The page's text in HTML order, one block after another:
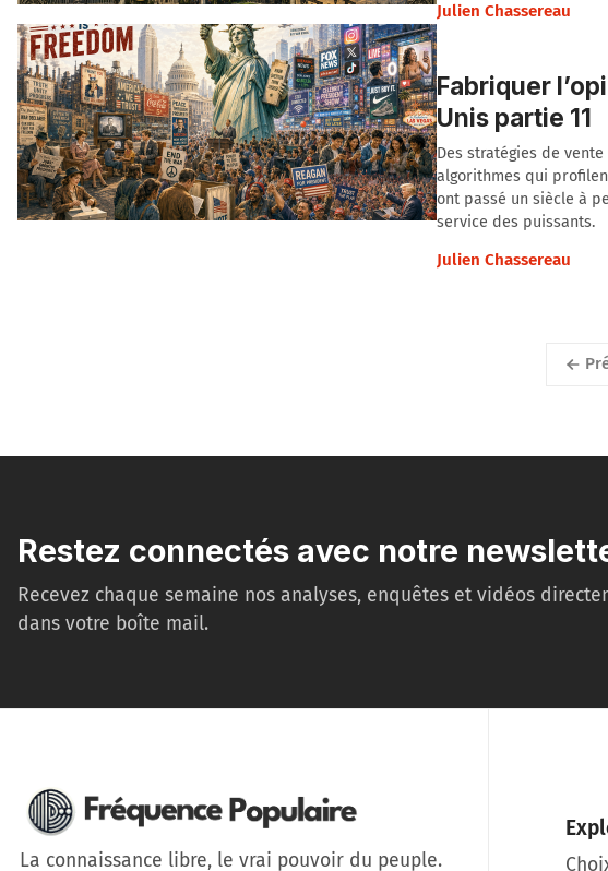
Julien Chassereau
Fabriquer
Unis partie 11
Des stratégies de
algorithmes qui
ont passé un siècle à
service des puissants.
Julien Chassereau
Restez connectés avec notre
Recevez chaque semaine nos analyses, enquêtes et vidéos
dans votre boîte mail.
La connaissance libre, le vrai pouvoir du peuple.